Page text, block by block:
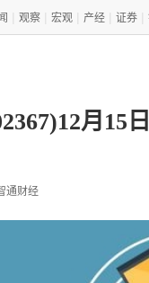
观察 宏观 产经 证券
月15
通财经